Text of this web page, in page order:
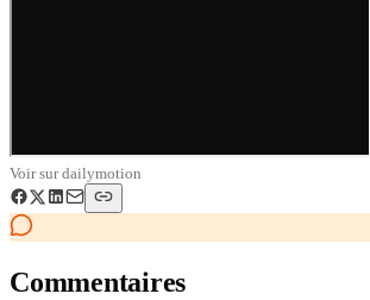
Voir surdailymotion
Commentaires